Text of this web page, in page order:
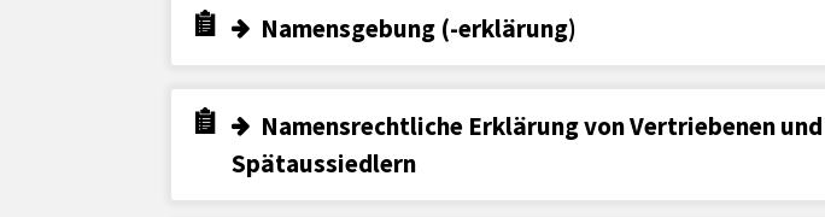
Namensgebung (-erklärung)
Namensrechtliche Erklärung von Vertriebenen und
Spätaussiedlern